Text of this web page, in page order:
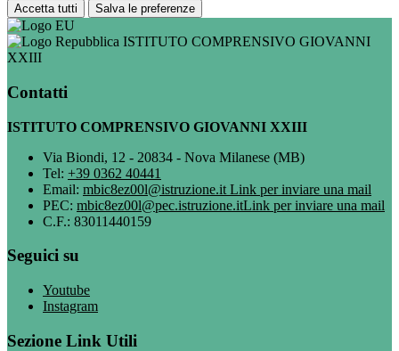
Accetta tutti Salva le preferenze
ISTITUTO COMPRENSIVO GIOVANNI
XXIII
Contatti
ISTITUTO COMPRENSIVO GIOVANNI XXIII
Via Biondi, 12 - 20834 - Nova Milanese (MB)
Tel: +39 0362 40441
Email: mbic8ez00l@istruzione.it Link per inviare una mail
PEC: mbic8ez00l@pec.istruzione.itLink per inviare una mail
C.F.: 83011440159
Seguici su
Youtube
Instagram
Sezione Link Utili